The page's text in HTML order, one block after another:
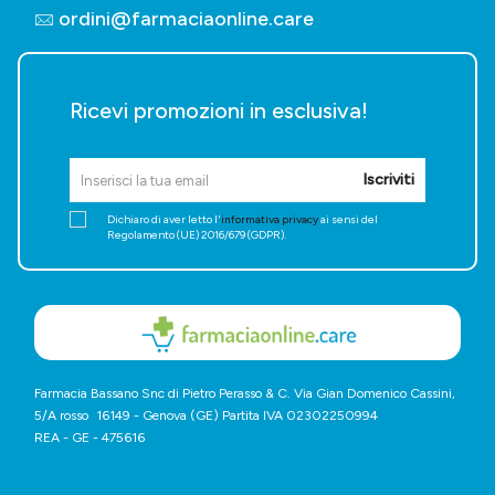
ordini@farmaciaonline.care
Ricevi promozioni in esclusiva!
Iscriviti
Dichiaro di aver letto l'informativa privacyai sensi del
Regolamento (UE) 2016/679 (GDPR).
Farmacia Bassano Snc di Pietro Perasso & C. Via Gian Domenico Cassini,
5/A rosso 16149 - Genova (GE) Partita IVA 02302250994
REA - GE - 475616